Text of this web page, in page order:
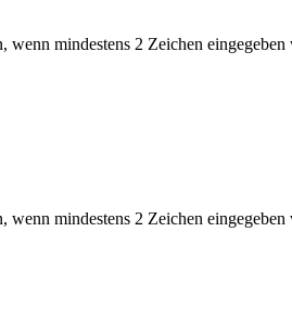
wenn mindestens 2 Zeichen
wenn mindestens 2 Zeichen